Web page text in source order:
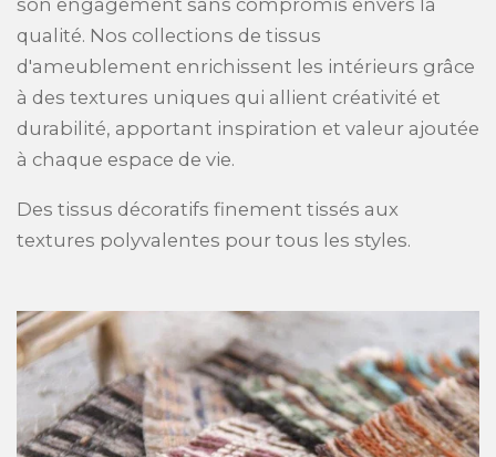
qualité. Nos collections de tissus
d'ameublement enrichissent les intérieurs grâce
à des textures uniques qui allient créativité et
durabilité, apportant inspiration et valeur ajoutée
à chaque espace de vie.
Des tissus décoratifs finement tissés aux
textures polyvalentes pour tous les styles.